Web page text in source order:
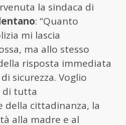
la sindaca di
: “Quanto
mi lascia
ma allo stesso
risposta immediata
sicurezza. Voglio
di tutta
della cittadinanza, la
alla madre e al